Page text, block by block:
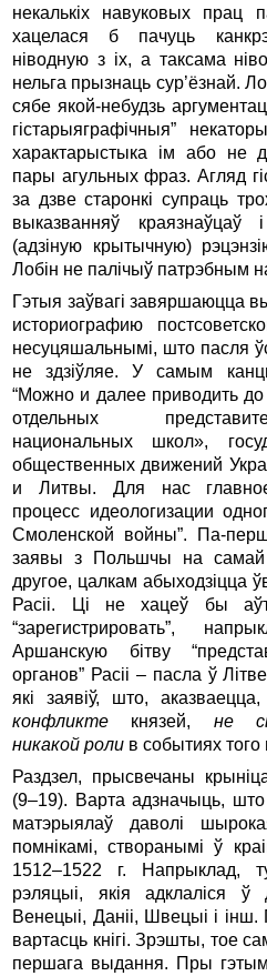
некалькіх навуковых прац
хацелася б пачуць
ніводную з іх, а таксама
нельга прызнаць сур’ёзнай.
сябе якой-небудзь
гістарыяграфічныя”
характарыстыка ім або не
пары агульных фраз. Агляд
за дзве старонкі супраць
выказванняў краязнаўцаў
(адзіную крытычную)
Лобін не палічыў патрэбным
Гэтыя заўвагі завяршаюцца
историографию
несуцяшальнымі, што пасля
не здзіўляе. У самым
“Можно и далее приводить до
отдельных
национальных школ»,
общественных движений
и Литвы. Для нас главное
процесс идеологизации
Смоленской войны”. Па-
заявы з Польшчы на
другое, цалкам абыходзіцца
Расіі. Ці не хацеў бы
“зарегистрировать”,
Аршанскую бітву
органов” Расіі – пасла ў
які заявіў, што,
конфликте князей, не
никакой роли в событиях того
Раздзел, прысвечаны
(9–19). Варта адзначыць,
матэрыялаў даволі
помнікамі, створанымі ў
1512–1522 г. Напрыклад,
рэляцыі, якія адклаліся ў
Венецыі, Даніі, Швецыі і інш.
вартасць кнігі. Зрэшты, тое
першага выдання. Пры